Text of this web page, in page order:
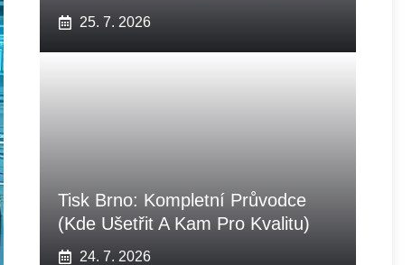
25. 7. 2026
Tisk Brno: Kompletní Průvodce
(Kde Ušetřit A Kam Pro Kvalitu)
24. 7. 2026